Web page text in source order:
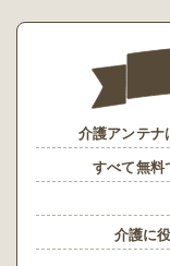
介護アンテナ
すべて無料
介護に